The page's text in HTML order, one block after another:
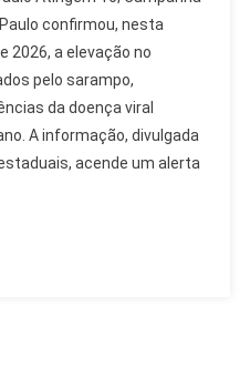
confirmou, nesta
2026, a elevação no
pelo sarampo,
da doença viral
A informação, divulgada
acende um alerta